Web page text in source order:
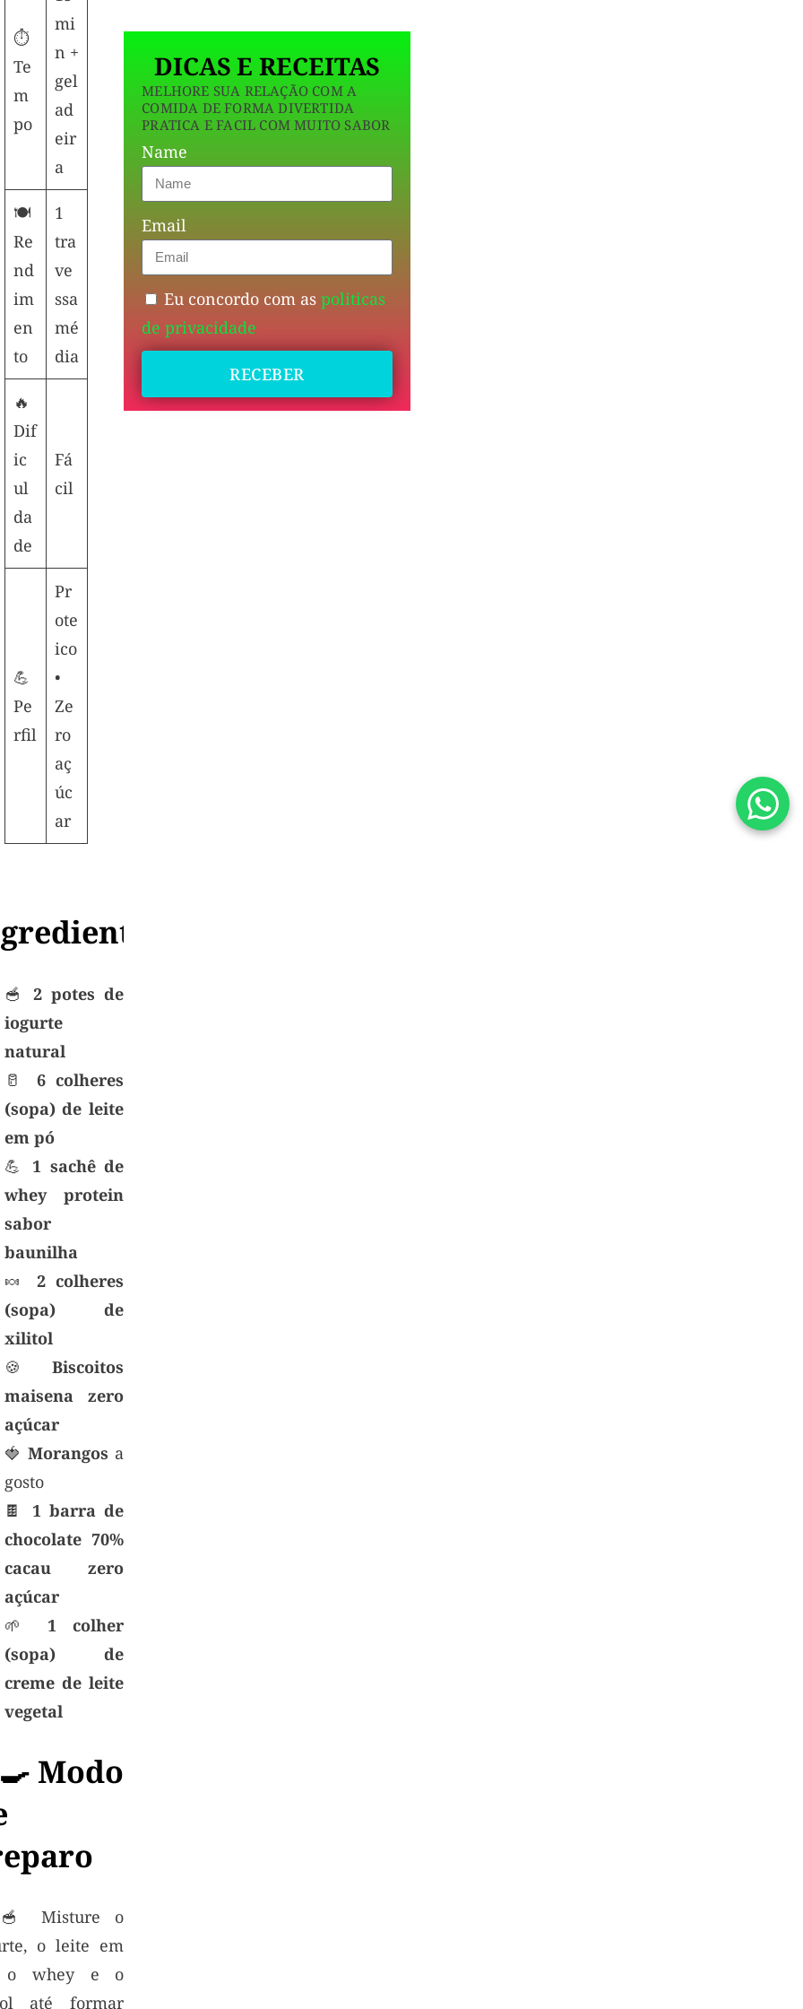
⏱
Te
m
po
mi
n +
gel
ad
eir
a
🍽
Re
nd
im
en
to
1
tra
ve
ssa
mé
dia
🔥
Dif
ic
ul
da
de
Fá
cil
💪
Pe
rfil
Pr
ote
ico
•
Ze
ro
aç
úc
ar
🥣2 potes de
iogurte
natural
🥛 6 colheres
(sopa) de leite
em pó
💪 1 sachê de
whey protein
sabor
baunilha
🍬 2 colheres
(sopa) de
xilitol
🍪Biscoitos
maisena zero
açúcar
🍓Morangos a
gosto
🍫 1 barra de
chocolate 70%
cacau zero
açúcar
🌱 1 colher
(sopa) de
creme de leite
vegetal
Modo
Misture o
o leite em
o whey e o
até formar
DICAS E RECEITAS
MELHORE SUA RELAÇÃO COM A
COMIDA DE FORMA DIVERTIDA
PRATICA E FACIL COM MUITO SABOR
Name
Email
Eu concordo com aspoliticas
de privacidade
RECEBER